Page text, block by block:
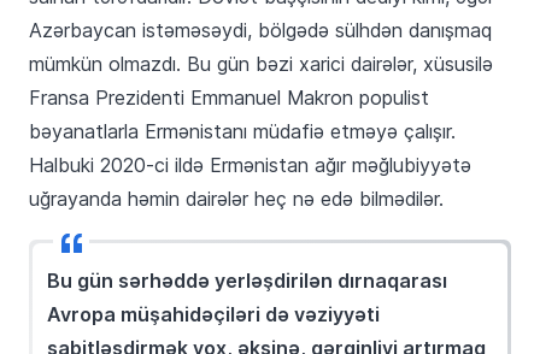
Azərbaycan istəməsəydi, bölgədə sülhdən danışmaq
mümkün olmazdı. Bu gün bəzi xarici dairələr, xüsusilə
Fransa Prezidenti Emmanuel Makron populist
bəyanatlarla Ermənistanı müdafiə etməyə çalışır.
Halbuki 2020-ci ildə Ermənistan ağır məğlubiyyətə
uğrayanda həmin dairələr heç nə edə bilmədilər.
Bu gün sərhəddə yerləşdirilən dırnaqarası
Avropa müşahidəçiləri də vəziyyəti
sabitləşdirmək yox, əksinə, gərginliyi artırmaq